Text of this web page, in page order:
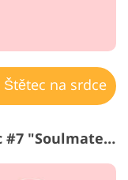
Štětec na srdce
Heart Shape Photoshop štětec #7 "Soulmates"